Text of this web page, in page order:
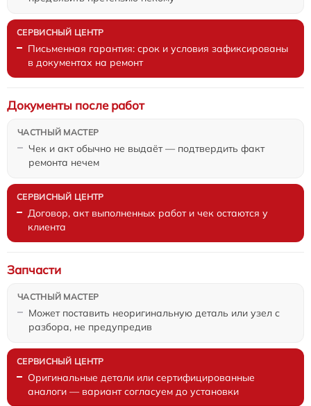
Письменная гарантия: срок и условия зафиксированы
в документах на ремонт
Чек и акт обычно не выдаёт — подтвердить факт
ремонта нечем
Документы после работ
Договор, акт выполненных работ и чек остаются у
клиента
Может поставить неоригинальную деталь или узел с
разбора, не предупредив
Запчасти
Оригинальные детали или сертифицированные
аналоги — вариант согласуем до установки